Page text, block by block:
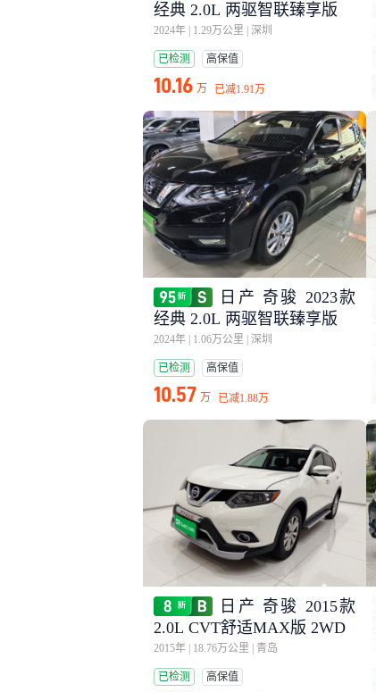
经典 2.0L 两驱智联臻享版
2024年 1.29万公里 深圳
已检测 高保值
10.16 万 已减1.91万
日产 奇骏 2023款
经典 2.0L 两驱智联臻享版
2024年 1.06万公里 深圳
已检测 高保值
10.57 万 已减1.88万
日产 奇骏 2015款
2.0L CVT舒适MAX版 2WD
2015年 18.76万公里 青岛
已检测 高保值